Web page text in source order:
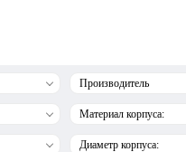
Производитель
Материал корпуса:
Диаметр корпуса: